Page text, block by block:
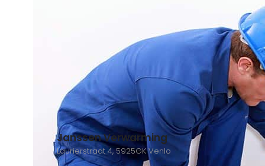
Janssen Verwarming
Laurierstraat 4, 5925GK Venlo